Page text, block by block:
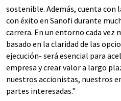
sostenible. Además, cuenta con
con éxito en Sanofi durante
carrera. En un entorno cada vez
basado en la claridad de las
ejecución- será esencial para
empresa y crear valor a largo
nuestros accionistas, nuestros
partes interesadas."